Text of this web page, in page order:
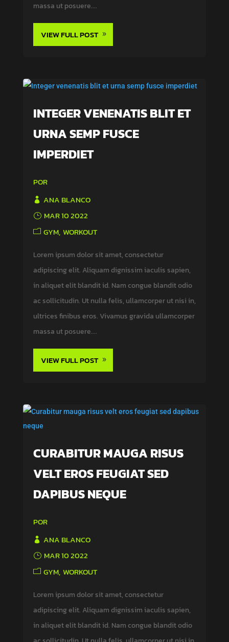
massa ut posuere....
VIEW FULL POST
INTEGER VENENATIS BLIT ET
URNA SEMP FUSCE
IMPERDIET
POR
ANA BLANCO
MAR 10 2022
GYM WORKOUT
Lorem ipsum dolor sit amet, consectetur
adipiscing elit. Aliquam dignissim iaculis sapien,
in aliquet elit blandit id. Nam congue blandit odio
ac sollicitudin. Ut nulla felis, ullamcorper ut nisi in,
ultrices finibus eros. Vivamus gravida ullamcorper
massa ut posuere....
VIEW FULL POST
CURABITUR MAUGA RISUS
VELT EROS FEUGIAT SED
DAPIBUS NEQUE
POR
ANA BLANCO
MAR 10 2022
GYM WORKOUT
Lorem ipsum dolor sit amet, consectetur
adipiscing elit. Aliquam dignissim iaculis sapien,
in aliquet elit blandit id. Nam congue blandit odio